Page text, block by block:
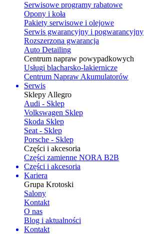
Serwisowe programy rabatowe
Opony i koła
Pakiety serwisowe i olejowe
Serwis gwarancyjny i pogwarancyjny
Rozszerzona gwarancja
Auto Detailing
Centrum napraw powypadkowych
Usługi blacharsko-lakiernicze
Centrum Napraw Akumulatorów
Serwis
Sklepy Allegro
Audi - Sklep
Volkswagen Sklep
Skoda Sklep
Seat - Sklep
Porsche - Sklep
Części i akcesoria
Części zamienne NORA B2B
Części i akcesoria
Kariera
Grupa Krotoski
Salony
Kontakt
O nas
Blog i aktualności
Kontakt